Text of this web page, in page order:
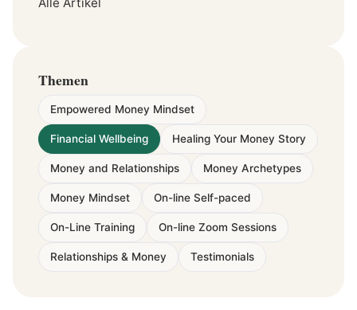
Themen
Empowered Money Mindset
Financial Wellbeing Healing Your Money Story
Money and Relationships Money Archetypes
Money Mindset On-line Self-paced
On-Line Training On-line Zoom Sessions
Relationships & Money Testimonials